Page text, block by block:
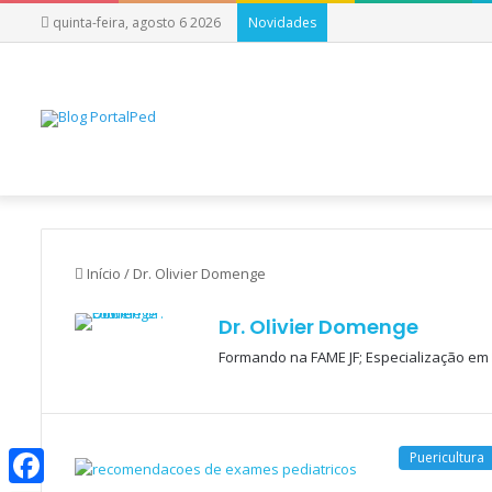
quinta-feira, agosto 6 2026 Novidades
Início / Dr. Olivier Domenge
Dr. Olivier Domenge
Formando na FAME JF; Especialização
Puericultura